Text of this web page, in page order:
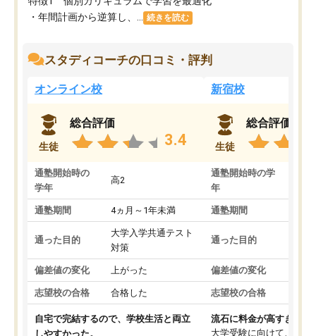
・年間計画から逆算し、...
続きを読む
スタディコーチの口コミ・評判
オンライン校
生徒
総合評価
3.4
通塾開始時の
学年
高2
通塾期間 4ヵ月～1年未満
通った目的
大学入学共通テスト
対策
偏差値の変化 上がった
志望校の合格 合格した
自宅で完結するので、学校生活と両立
しやすかった。
新宿校
生徒
総合評価
通塾開始時の学
年
通塾期間
通った目的
偏差値の変化
志望校の合格
流石に料金が高すぎる
大学受験に向けて、高2